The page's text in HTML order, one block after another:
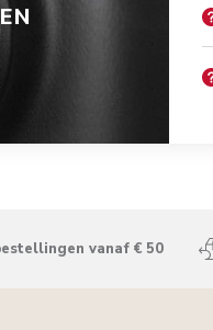
vanaf € 50